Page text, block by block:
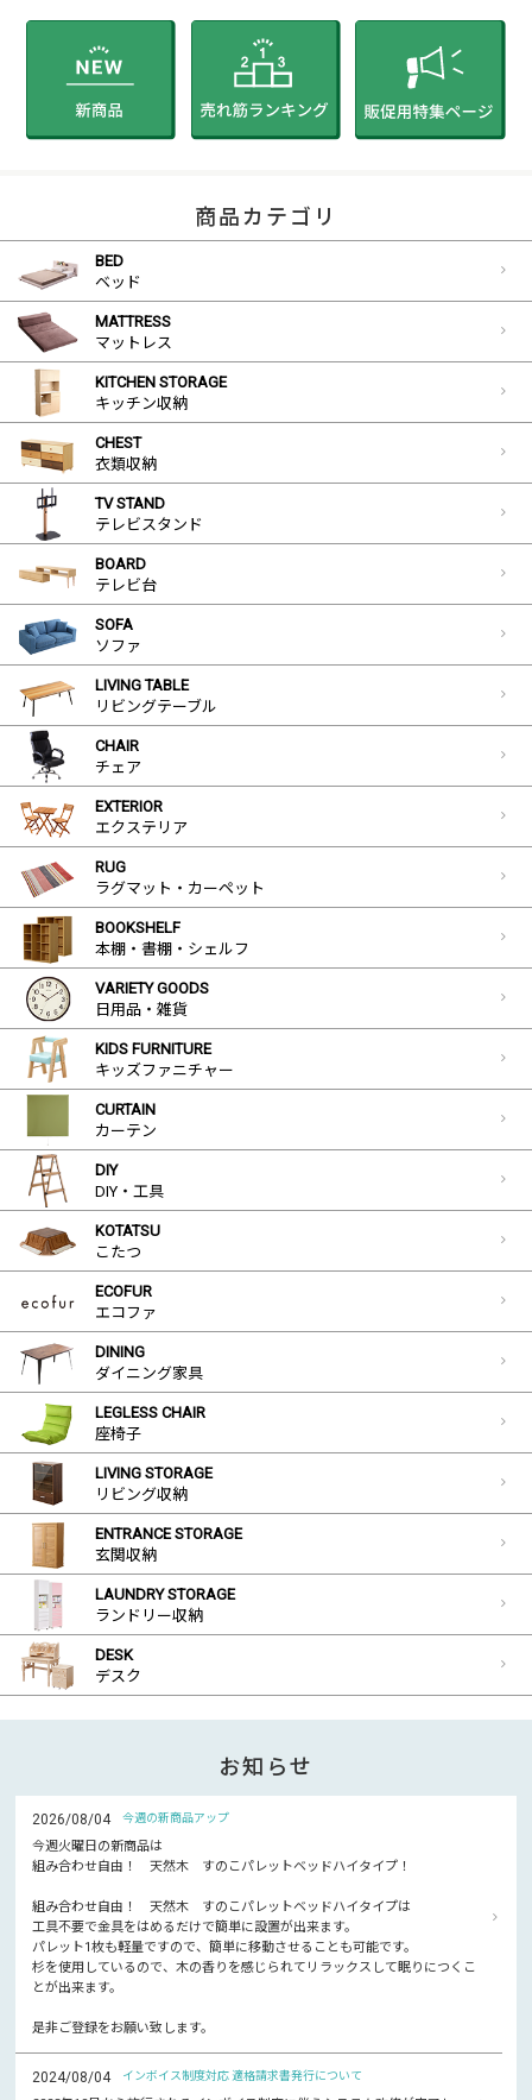
商品カテゴリ
BED
ベッド
MATTRESS
マットレス
KITCHEN STORAGE
キッチン収納
CHEST
衣類収納
TV STAND
テレビスタンド
BOARD
テレビ台
SOFA
ソファ
LIVING TABLE
リビングテーブル
CHAIR
チェア
EXTERIOR
エクステリア
RUG
ラグマット・カーペット
BOOKSHELF
本棚・書棚・シェルフ
VARIETY GOODS
日用品・雑貨
KIDS FURNITURE
キッズファニチャー
CURTAIN
カーテン
DIY
DIY・工具
KOTATSU
こたつ
ECOFUR
エコファ
DINING
ダイニング家具
LEGLESS CHAIR
座椅子
LIVING STORAGE
リビング収納
ENTRANCE STORAGE
玄関収納
LAUNDRY STORAGE
ランドリー収納
DESK
デスク
お知らせ
2026/08/04 今週の新商品アップ
今週火曜日の新商品は
組み合わせ自由！ 天然木 すのこパレットベッドハイタイプ！
組み合わせ自由！ 天然木 すのこパレットベッドハイタイプは
工具不要で金具をはめるだけで簡単に設置が出来ます。
パレット1枚も軽量ですので、簡単に移動させることも可能です。
杉を使用しているので、木の香りを感じられてリラックスして眠りにつくこ
とが出来ます。
是非ご登録をお願い致します。
2024/08/04 インボイス制度対応 適格請求書発行について